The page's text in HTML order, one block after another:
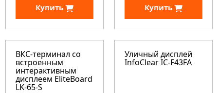
Купить Купить
ВКС-терминал со
встроенным
интерактивным
дисплеем EliteBoard
LK-65-S
Уличный дисплей
InfoClear IC-F43FA